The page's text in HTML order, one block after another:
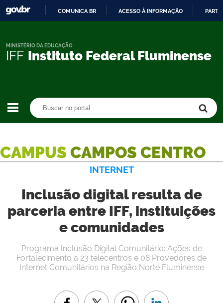
CONTEÚDO
COMUNICA BR ACESSO À INFORMAÇÃO
IFF Instituto Federal Fluminense
MINISTÉRIO DA EDUCAÇÃO
CAMPUS CAMPOS CENTRO
INTERNET
Inclusão digital resulta de
parceria entre IFF, instituições
e comunidades
Programa Inclusão Digital Comunitário: Ações de
Fortalecimento a 23 telecentros e 08 Provedores de
Internet Comunitários na Região Norte Fluminense